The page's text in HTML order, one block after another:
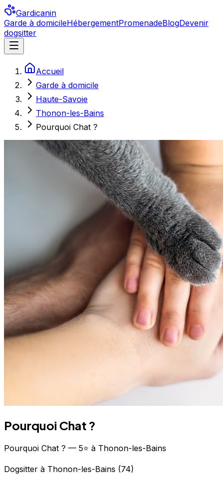
Gardicanin
Garde à domicileHébergementPromenadeBlogDevenir
dogsitter
Accueil
Garde à domicile
Haute-Savoie
Thonon-les-Bains
Pourquoi Chat ?
Pourquoi Chat ?
Pourquoi Chat ? — 5⭐ à Thonon-les-Bains
Dogsitter à Thonon-les-Bains (74)